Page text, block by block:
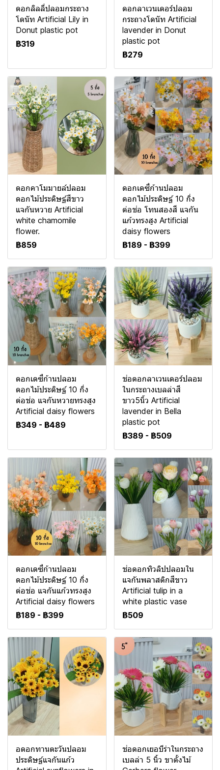
ดอกลิลลี่ปลอมกระถาง
โดนัท Artificial Lily in
Donut plastic pot
฿319
ดอกลาเวนเดอร์ปลอม
กระถางโดนัท Artificial
lavender in Donut
plastic pot
฿279
ดอกคาโมมายล์ปลอม
ดอกไม้ประดิษฐ์สีขาว
แจกันหวาย Artificial
white chamomile
flower.
฿859
ดอกเดซี่ก้านปลอม
ดอกไม้ประดิษฐ์ 10 กิ่ง
ต่อช่อ โทนสองสี แจกัน
แก้วทรงสูง Artificial
daisy flowers
฿189 - ฿399
ดอกเดซี่ก้านปลอม
ดอกไม้ประดิษฐ์ 10 กิ่ง
ต่อช่อ แจกันหวายทรงสูง
Artificial daisy flowers
฿349 - ฿489
ช่อดอกลาเวนเดอร์ปลอม
ในกระถางเบลล่าสี
ขาว5นิ้ว Artificial
lavender in Bella
plastic pot
฿389 - ฿509
ดอกเดซี่ก้านปลอม
ดอกไม้ประดิษฐ์ 10 กิ่ง
ต่อช่อ แจกันแก้วทรงสูง
Artificial daisy flowers
฿189 - ฿399
ช่อดอกทิวลิปปลอมใน
แจกันพลาสติกสีขาว
Artificial tulip in a
white plastic vase
฿509
อดอกทานตะวันปลอม
ประดิษฐ์แจกันแก้ว
ช่อดอกเยอบีร่าในกระถาง
เบลล่า 5 นิ้ว ขาตั้งไม้